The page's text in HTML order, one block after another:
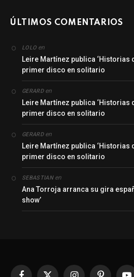
ÚLTIMOS COMENTARIOS
LOLO en
Leire Martínez publica ‘Historias
primer disco en solitario
GERARDen
Leire Martínez publica ‘Historias
primer disco en solitario
GERARDen
Leire Martínez publica ‘Historias
primer disco en solitario
SEBASTIANen
Ana Torroja arranca su gira
show’